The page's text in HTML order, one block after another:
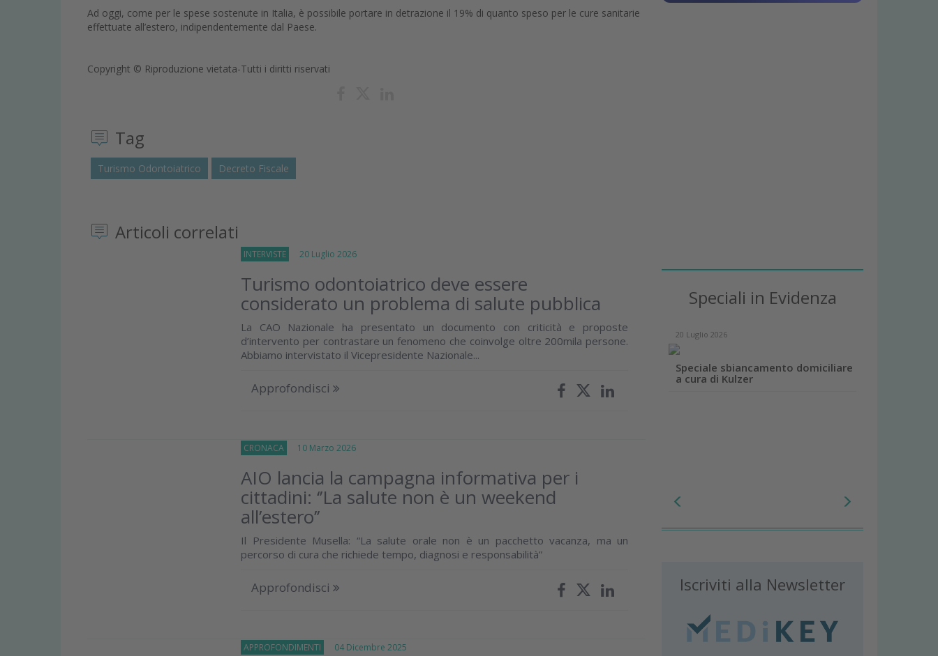
Ad oggi, come per le spese sostenute in Italia, è possibile portare in detrazione il 19% di quanto speso per le cure sanitarie
effettuate all’estero, indipendentemente dal Paese.
Copyright © Riproduzione vietata-Tutti i diritti riservati
Tag
Turismo Odontoiatrico Decreto Fiscale
Articoli correlati
INTERVISTE 20 Luglio 2026
Turismo odontoiatrico deve essere
considerato un problema di salute pubblica
La CAO Nazionale ha presentato un documento con criticità e proposte
d’intervento per contrastare un fenomeno che coinvolge oltre 200mila persone.
Abbiamo intervistato il Vicepresidente Nazionale...
Approfondisci
CRONACA 10 Marzo 2026
AIO lancia la campagna informativa per i
cittadini: ‘’La salute non è un weekend
all’estero’’
Il Presidente Musella: “La salute orale non è un pacchetto vacanza, ma un
percorso di cura che richiede tempo, diagnosi e responsabilità”
Approfondisci
APPROFONDIMENTI 04 Dicembre 2025
Speciali in Evidenza
20 Luglio 2026
Speciale sbiancamento domiciliare
a cura di Kulzer
Iscriviti alla Newsletter